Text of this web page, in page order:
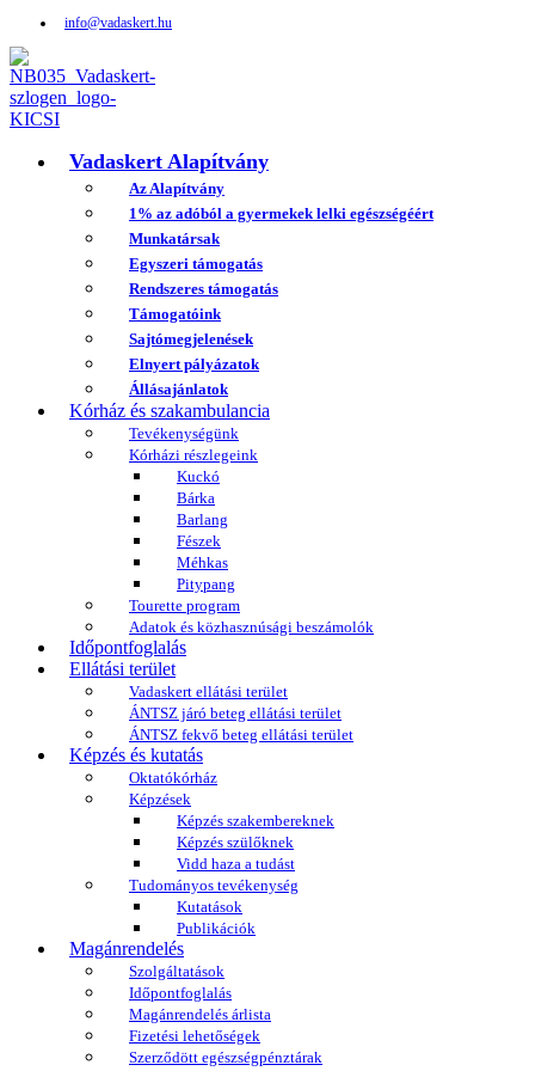
info@vadaskert.hu
Vadaskert Alapítvány
Az Alapítvány
1% az adóból a gyermekek lelki egészségéért
Munkatársak
Egyszeri támogatás
Rendszeres támogatás
Támogatóink
Sajtómegjelenések
Elnyert pályázatok
Állásajánlatok
Kórház és szakambulancia
Tevékenységünk
Kórházi részlegeink
Kuckó
Bárka
Barlang
Fészek
Méhkas
Pitypang
Tourette program
Adatok és közhasznúsági beszámolók
Időpontfoglalás
Ellátási terület
Vadaskert ellátási terület
ÁNTSZ járó beteg ellátási terület
ÁNTSZ fekvő beteg ellátási terület
Képzés és kutatás
Oktatókórház
Képzések
Képzés szakembereknek
Képzés szülőknek
Vidd haza a tudást
Tudományos tevékenység
Kutatások
Publikációk
Magánrendelés
Szolgáltatások
Időpontfoglalás
Magánrendelés árlista
Fizetési lehetőségek
Szerződött egészségpénztárak